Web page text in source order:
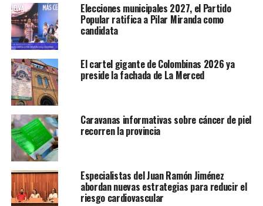
Elecciones municipales 2027, el Partido
Popular ratifica a Pilar Miranda como
candidata
El cartel gigante de Colombinas 2026 ya
preside la fachada de La Merced
Caravanas informativas sobre cáncer de piel
recorren la provincia
Especialistas del Juan Ramón Jiménez
abordan nuevas estrategias para reducir el
riesgo cardiovascular